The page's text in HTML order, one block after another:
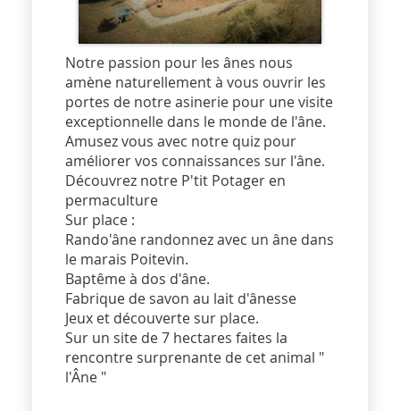
Notre passion pour les ânes nous
amène naturellement à vous ouvrir les
portes de notre asinerie pour une visite
exceptionnelle dans le monde de l'âne.
Amusez vous avec notre quiz pour
améliorer vos connaissances sur l'âne.
Découvrez notre P'tit Potager en
permaculture
Sur place :
Rando'âne randonnez avec un âne dans
le marais Poitevin.
Baptême à dos d'âne.
Fabrique de savon au lait d'ânesse
Jeux et découverte sur place.
Sur un site de 7 hectares faites la
rencontre surprenante de cet animal "
l'Âne "